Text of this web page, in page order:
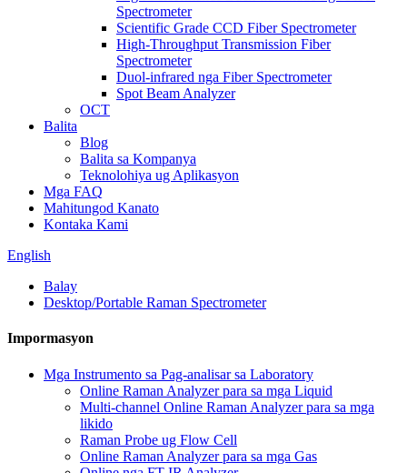
Spectrometer
Scientific Grade CCD Fiber Spectrometer
High-Throughput Transmission Fiber
Spectrometer
Duol-infrared nga Fiber Spectrometer
Spot Beam Analyzer
OCT
Balita
Blog
Balita sa Kompanya
Teknolohiya ug Aplikasyon
Mga FAQ
Mahitungod Kanato
Kontaka Kami
English
Balay
Desktop/Portable Raman Spectrometer
Impormasyon
Mga Instrumento sa Pag-analisar sa Laboratory
Online Raman Analyzer para sa mga Liquid
Multi-channel Online Raman Analyzer para sa mga
likido
Raman Probe ug Flow Cell
Online Raman Analyzer para sa mga Gas